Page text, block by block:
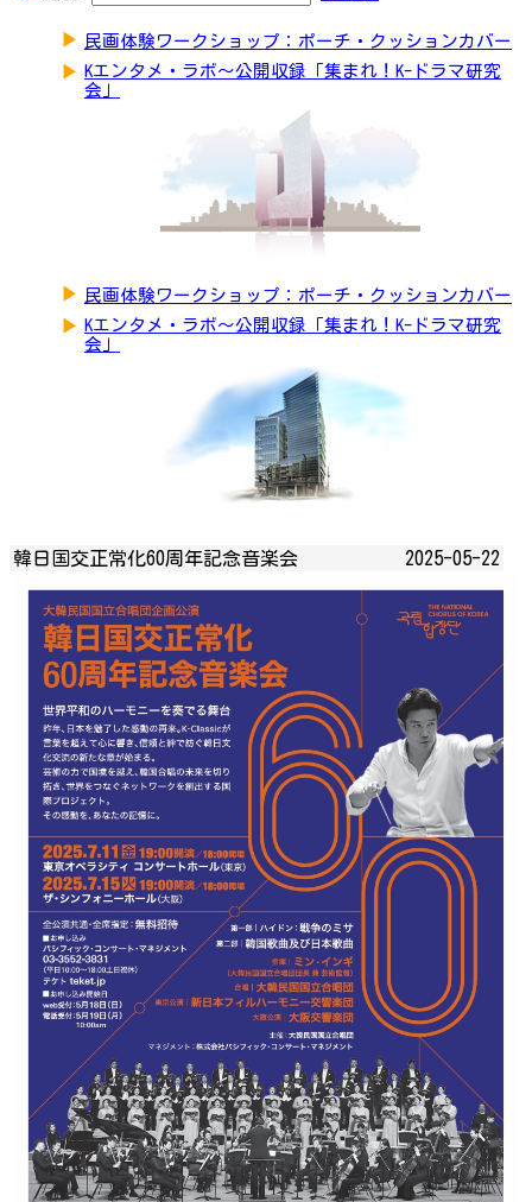
▶ 民画体験ワークショップ：ポーチ・クッションカバー
▶ Kエンタメ・ラボ～公開収録「集まれ！K-ドラマ研究
会」
▶ 民画体験ワークショップ：ポーチ・クッションカバー
▶ Kエンタメ・ラボ～公開収録「集まれ！K-ドラマ研究
会」
韓日国交正常化60周年記念音楽会 2025-05-22